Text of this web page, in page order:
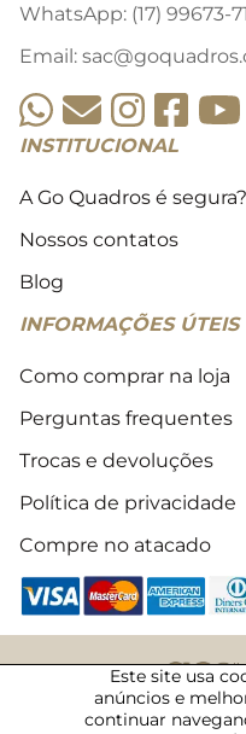
WhatsApp: (17) 99673-
Email:
INSTITUCIONAL
A Go Quadros é segura?
Nossos contatos
Blog
INFORMAÇÕES ÚTEIS
Como comprar na loja
Perguntas frequentes
Trocas e devoluções
Política de privacidade
Compre no atacado
2018 - 2026 ©
08/08/
Este site usa
anúncios e
continuar